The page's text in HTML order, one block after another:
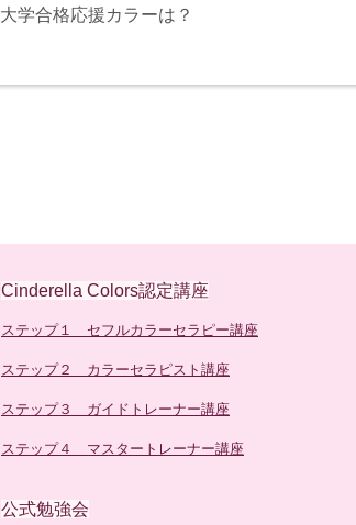
大学合格応援カラーは？
Cinderella Colors認定講座
ステップ１ セフルカラーセラピー講座
ステップ２ カラーセラピスト講座
ステップ３ ガイドトレーナー講座
ステップ４ マスタートレーナー講座
公式勉強会